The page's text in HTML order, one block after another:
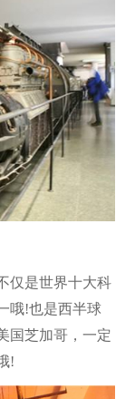
是世界十大科
哦!也是西半球
国芝加哥，一定
!